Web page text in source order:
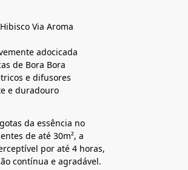
Via Aroma
adocicada
de Bora Bora
e difusores
e duradouro
da essência no
de até 30m², a
por até 4 horas,
contínua e agradável.